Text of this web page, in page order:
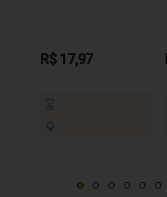
R$ 17,97